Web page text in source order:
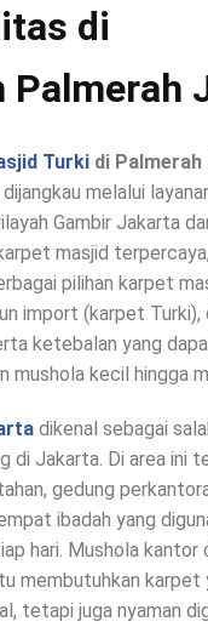
di
Palmerah
Turki di
melalui
Gambir Jakarta
masjid
pilihan karpet
import (karpet Turki),
ketebalan yang
mushola kecil hingga
dikenal sebagai
di Jakarta. Di area ini
gedung
ibadah yang
hari. Mushola kantor
membutuhkan karpet
tetapi juga nyaman